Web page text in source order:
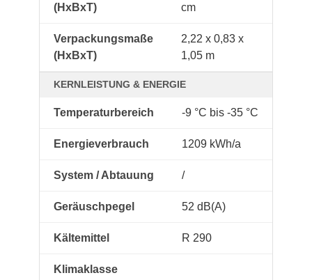
(HxBxT)
cm
Verpackungsmaße
(HxBxT)
2,22 x 0,83 x
1,05 m
KERNLEISTUNG & ENERGIE
Temperaturbereich -9 °C bis -35 °C
Energieverbrauch 1209 kWh/a
System / Abtauung /
Geräuschpegel 52 dB(A)
Kältemittel R 290
Klimaklasse